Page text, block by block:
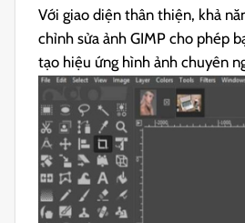
Với giao diện thân thiện, khả
chỉnh sửa ảnh GIMP cho phép
tạo hiệu ứng hình ảnh chuyên